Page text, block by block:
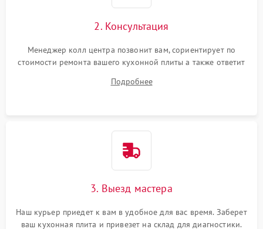
2. Консультация
Менеджер колл центра позвонит вам, сориентирует по
стоимости ремонта вашего кухонной плиты а также ответит
Подробнее
3. Выезд мастера
Наш курьер приедет к вам в удобное для вас время. Заберет
ваш кухонная плита и привезет на склад для диагностики.